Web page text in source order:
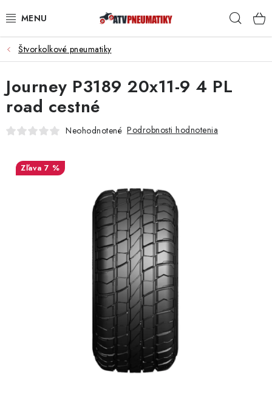
na
PNEUMATIKY
DISKY
ROZŠIROVACIE PODLOŽKY
OCHRANNÉ RÁMY
NÁVLEKY TLMIČOV
NAVIJAKY COME UP WARN
OLEJE MAXIMA A FILTRE
ROZŠIROVACIE PLASTY BLATNÍKOV
Štvorkolkové pneumatiky
Journey P3189 20x11-9 4 PL
road cestné
Neohodnotené Podrobnosti hodnotenia
7 %